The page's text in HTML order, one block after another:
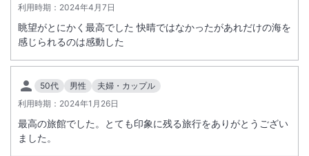
利用時期： 2024年4月7日
眺望がとにかく最高でした 快晴ではなかったがあれだけの海を
感じられるのは感動した
50代 男性
夫婦・カップル
利用時期： 2024年1月26日
最高の旅館でした。とても印象に残る旅行をありがとうござい
ました。